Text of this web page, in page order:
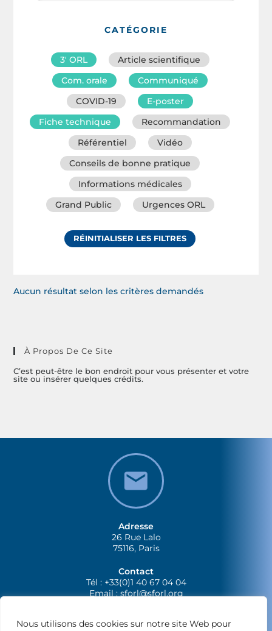
Nous utilisons des cookies sur notre site Web pour
CATÉGORIE
3′ ORL
Article scientifique
Com. orale
Communiqué
COVID-19
E-poster
Fiche technique
Recommandation
Référentiel
Vidéo
Conseils de bonne pratique
Informations médicales
Grand Public
Urgences ORL
RÉINITIALISER LES FILTRES
Aucun résultat selon les critères demandés
À Propos De Ce Site
C’est peut-être le bon endroit pour vous présenter et votre
site ou insérer quelques crédits.
Adresse
26 Rue Lalo
75116, Paris
Contact
Tél : +33(0)1 40 67 04 04
Email :sforl@sforl.org